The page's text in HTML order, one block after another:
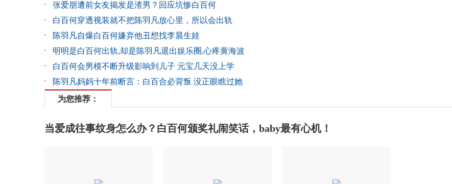
张爱朋遭前女友揭发是渣男？回应坑惨白百何
白百何穿透视装就不把陈羽凡放心里，所以会出轨
陈羽凡自爆白百何嫌弃他丑想找李晨生娃
明明是白百何出轨,却是陈羽凡退出娱乐圈,心疼黄海波
白百何会男模不断升级影响到儿子 元宝几天没上学
陈羽凡妈妈十年前断言：白百合必背叛 没正眼瞧过她
为您推荐：
当爱成往事纹身怎么办？白百何颁奖礼闹笑话，baby最有心机！